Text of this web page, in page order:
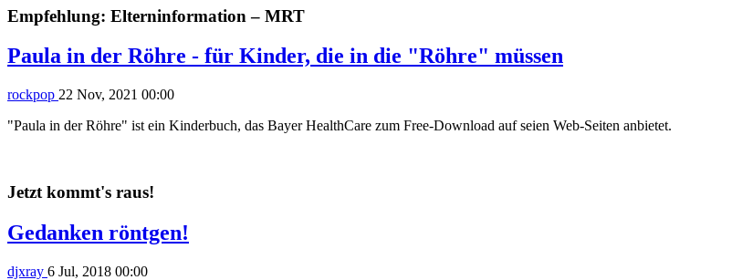
Empfehlung: Elterninformation – MRT
Paula in der Röhre - für Kinder, die in die "Röhre" müssen
rockpop 22 Nov, 2021 00:00
"Paula in der Röhre" ist ein Kinderbuch, das Bayer HealthCare zum Free-Download auf seien Web-Seiten anbietet.
Jetzt kommt's raus!
Gedanken röntgen!
djxray 6 Jul, 2018 00:00